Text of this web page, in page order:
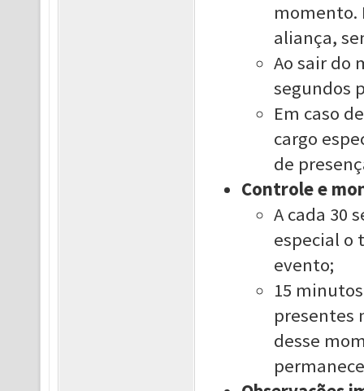
momento.
aliança,
Ao sair do
segundos
Em caso
cargo
de
Controle e
A cada 30
especial o
evento;
15
presentes
desse